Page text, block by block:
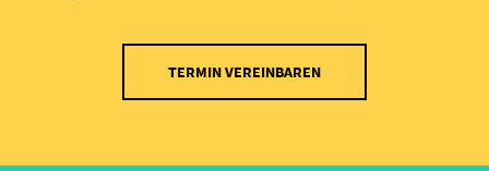
TERMIN VEREINBAREN